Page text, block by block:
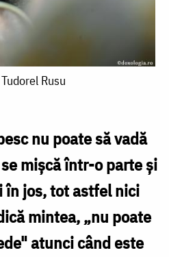
Rusu
nu poate să vadă
mişcă într-o parte şi
în jos, tot astfel nici
mintea, „nu poate
atunci când este